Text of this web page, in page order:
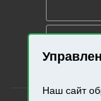
Наш сайт